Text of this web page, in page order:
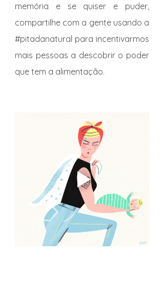
memória e se quiser e puder,
#pitadanatural para incentivarmos
mais pessoas a descobrir o poder
que tem a alimentação.